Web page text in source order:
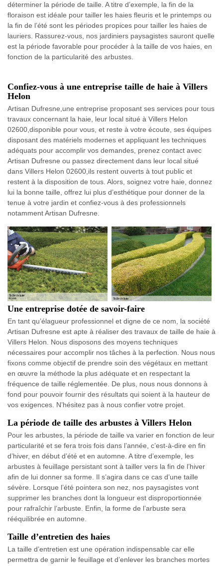
déterminer la période de taille. A titre d’exemple, la fin de la
floraison est idéale pour tailler les haies fleuris et le printemps ou
la fin de l’été sont les périodes propices pour tailler les haies de
lauriers. Rassurez-vous, nos jardiniers paysagistes sauront quelle
est la période favorable pour procéder à la taille de vos haies, en
fonction de la particularité des arbustes.
Confiez-vous à une entreprise taille de haie à Villers
Helon
Artisan Dufresne,une entreprise proposant ses services pour tous
travaux concernant la haie, leur local situé à Villers Helon
02600,disponible pour vous, et reste à votre écoute, ses équipes
disposant des matériels modernes et appliquant les techniques
adéquats pour accomplir vos demandes, prenez contact avec
Artisan Dufresne ou passez directement dans leur local situé
dans Villers Helon 02600,ils restent ouverts à tout public et
restent à la disposition de tous. Alors, soignez votre haie, donnez
lui la bonne taille, offrez lui plus d’esthétique pour donner de la
tenue à votre jardin et confiez-vous à des professionnels
notamment Artisan Dufresne.
Une entreprise dotée de savoir-faire
En tant qu’élagueur professionnel et digne de ce nom, la société
Artisan Dufresne est apte à réaliser des travaux de taille de haie à
Villers Helon. Nous disposons des moyens techniques
nécessaires pour accomplir nos tâches à la perfection. Nous nous
fixons comme objectif de prendre soin des végétaux en mettant
en œuvre la méthode la plus adéquate et en respectant la
fréquence de taille réglementée. De plus, nous nous donnons à
fond pour pouvoir fournir des résultats qui soient à la hauteur de
vos exigences. N’hésitez pas à nous confier votre projet.
La période de taille des arbustes à Villers Helon
Pour les arbustes, la période de taille va varier en fonction de leur
particularité et se fera trois fois dans l’année, c’est-à-dire en fin
d’hiver, en début d’été et en automne. A titre d’exemple, les
arbustes à feuillage persistant sont à tailler vers la fin de l’hiver
afin de lui donner sa forme. Il s’agira dans ce cas d’une taille
sévère. Lorsque l’été pointera son nez, nos paysagistes vont
supprimer les branches dont la longueur est disproportionnée
pour rafraîchir l’arbuste. Enfin, la forme de l’arbuste sera
rééquilibrée en automne.
Taille d’entretien des haies
La taille d’entretien est une opération indispensable car elle
permettra de garnir le feuillage et d’enlever les branches mortes